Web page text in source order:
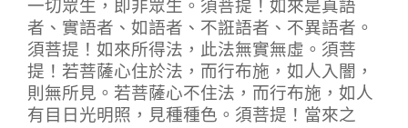
者、實語者、如語者、不誑語者、不異語者。
須菩提！如來所得法，此法無實無虛。須菩
提！若菩薩心住於法，而行布施，如人入闇，
則無所見。若菩薩心不住法，而行布施，如人
有目日光明照，見種種色。須菩提！當來之